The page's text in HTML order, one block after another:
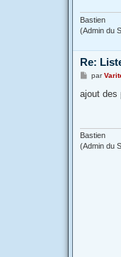
Bastien
(Admin du
Re:
M
s
par
ajout des
Bastien
(Admin du